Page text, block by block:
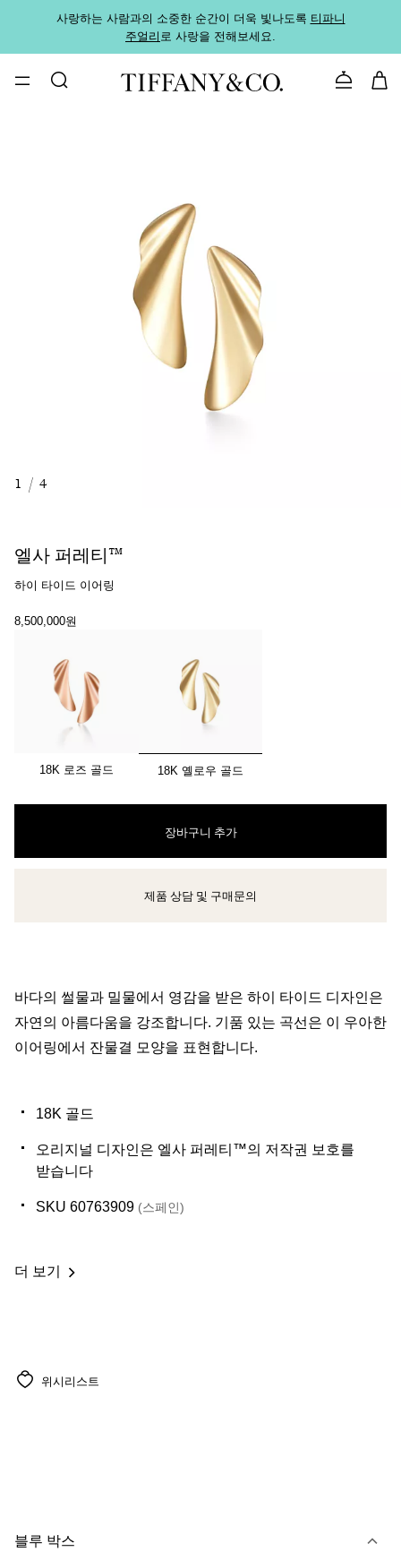
사랑하는 사람과의 소중한 순간이 더욱 빛나도록 티파니
주얼리로 사랑을 전해보세요.
문의하기
1 / 4
엘사 퍼레티™
하이 타이드 이어링
8,500,000원
18K 로즈 골드 선택됨
18K 옐로우 골드
장바구니 추가
클라이언트 어드바이저에게 문의하거나 예약하세요
제품 상담 및 구매문의
바다의 썰물과 밀물에서 영감을 받은 하이 타이드 디자인은
자연의 아름다움을 강조합니다. 기품 있는 곡선은 이 우아한
이어링에서 잔물결 모양을 표현합니다.
18K 골드
오리지널 디자인은 엘사 퍼레티™의 저작권 보호를
받습니다
SKU 60763909 (스페인)
더 보기
위시리스트
블루 박스